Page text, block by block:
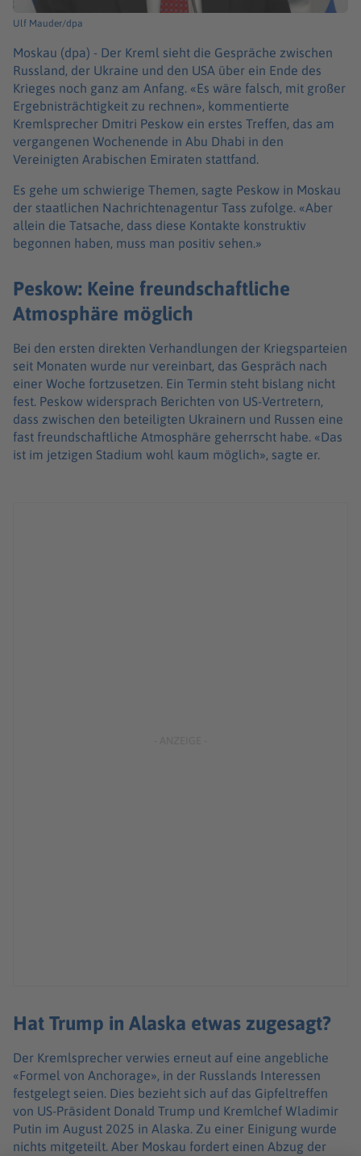
Ulf Mauder/dpa
Moskau (dpa) - Der Kreml sieht die Gespräche zwischen
Russland, der Ukraine und den USA über ein Ende des
Krieges noch ganz am Anfang. «Es wäre falsch, mit großer
Ergebnisträchtigkeit zu rechnen», kommentierte
Kremlsprecher Dmitri Peskow ein erstes Treffen, das am
vergangenen Wochenende in Abu Dhabi in den
Vereinigten Arabischen Emiraten stattfand.
Es gehe um schwierige Themen, sagte Peskow in Moskau
der staatlichen Nachrichtenagentur Tass zufolge. «Aber
allein die Tatsache, dass diese Kontakte konstruktiv
begonnen haben, muss man positiv sehen.»
Peskow: Keine freundschaftliche
Atmosphäre möglich
Bei den ersten direkten Verhandlungen der Kriegsparteien
seit Monaten wurde nur vereinbart, das Gespräch nach
einer Woche fortzusetzen. Ein Termin steht bislang nicht
fest. Peskow widersprach Berichten von US-Vertretern,
dass zwischen den beteiligten Ukrainern und Russen eine
fast freundschaftliche Atmosphäre geherrscht habe. «Das
ist im jetzigen Stadium wohl kaum möglich», sagte er.
Hat Trump in Alaska etwas zugesagt?
Der Kremlsprecher verwies erneut auf eine angebliche
«Formel von Anchorage», in der Russlands Interessen
festgelegt seien. Dies bezieht sich auf das Gipfeltreffen
von US-Präsident Donald Trump und Kremlchef Wladimir
Putin im August 2025 in Alaska. Zu einer Einigung wurde
nichts mitgeteilt. Aber Moskau fordert einen Abzug der